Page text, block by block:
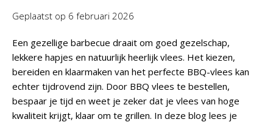
Geplaatst op 6 februari 2026
Een gezellige barbecue draait om goed gezelschap,
lekkere hapjes en natuurlijk heerlijk vlees. Het kiezen,
bereiden en klaarmaken van het perfecte BBQ-vlees kan
echter tijdrovend zijn. Door BBQ vlees te bestellen,
bespaar je tijd en weet je zeker dat je vlees van hoge
kwaliteit krijgt, klaar om te grillen. In deze blog lees je